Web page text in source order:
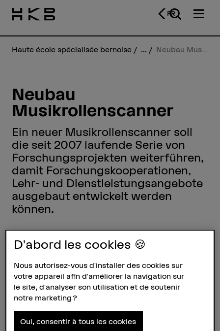
FR
Haute école spécialisée bernoise ...
Neubau
Musikrollenscanner
Ein neuer Musikrollenscanner soll
die seit 2007 laufende Serie von
Forschungsprojekten weiterführen,
damit Forschungskooperationen,
Lehr- und Dienstleistungsangebote
ausgebaut entwickelt werden
können.
Fiche signalétique
Départements participants
Haute école des arts de Berne
Technique et informatique
Institut(s)
Institut Interprétation
Institute for Microtechnologies and Medical
D'abord les cookies 🍪
Nous autorisez-vous d'installer des cookies sur
votre appareil afin d'améliorer la navigation sur
le site, d'analyser son utilisation et de soutenir
notre marketing ?
Oui, consentir à tous les cookies